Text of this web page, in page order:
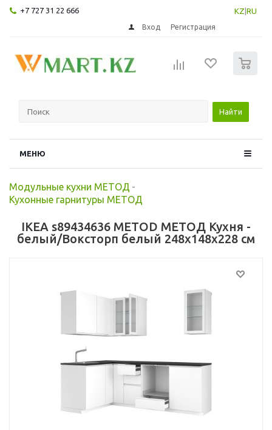
+7 727 31 22 666 KZ RU
Вход Регистрация
Найти
МЕНЮ
Модульные кухни МЕТОД -
Кухонные гарнитуры МЕТОД
IKEA s89434636 METOD МЕТОД Кухня -
белый/Воксторп белый 248x148x228 см